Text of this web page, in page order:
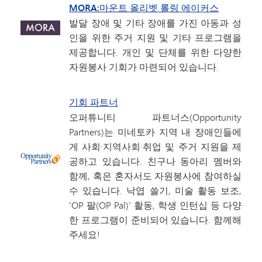
MORA:마운트 올리벳 롤링 에이커스
발달 장애 및 기타 장애를 가진 아동과 성
인을 위한 주거 지원 및 기타 프로그램을
제공합니다. 개인 및 단체를 위한 다양한
자원봉사 기회가 마련되어 있습니다.
기회 파트너
오퍼튜니티 파트너스(Opportunity
Partners)는 미네토카 지역 내 장애인들에
게 사회·지역사회·취업 및 주거 지원을 제
공하고 있습니다. 친구나 동아리 멤버와
함께, 혹은 혼자서도 자원봉사에 참여하실
수 있습니다. 낙엽 쓸기, 미술 활동 보조,
‘OP 팔(OP Pal)’ 활동, 학생 인턴십 등 다양
한 프로그램이 준비되어 있습니다. 함께해
주세요!